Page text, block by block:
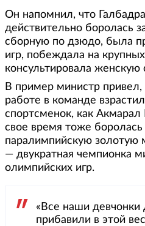
Он напомнил, что
действительно боролась
сборную по дзюдо, была
игр, побеждала на крупных
консультировала женскую
В пример министр привел,
работе в команде
спортсменок, как Акмарал
свое время тоже
паралимпийскую золотую
— двукратная чемпионка
олимпийских игр.
«Все наши девчонки
прибавили в этой